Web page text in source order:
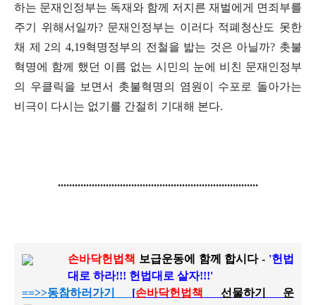
하는 문재인정부는 독재와 함께 저지른 재벌에게 면죄부를
주기 위해서일까? 문재인정부는 이러다 적폐청산도 못한
채 제 2의 4,19혁명정부의 전철을 밟는 것은 아닐까? 촛불
혁명에 함께 했던 이름 없는 시민의 눈에 비친 문재인정부
의 우클릭을 보면서 촛불혁명의 염원이 수포로 돌아가는
비극이 다시는 없기를 간절히 기대해 본다.
.......................................................................
손바닥헌법책 보급운동에 함께 합시다 - '헌법
대로 하라!!! 헌법대로 살자!!!'
==>>동참하러가기 [손바닥헌법책
선물하기 운